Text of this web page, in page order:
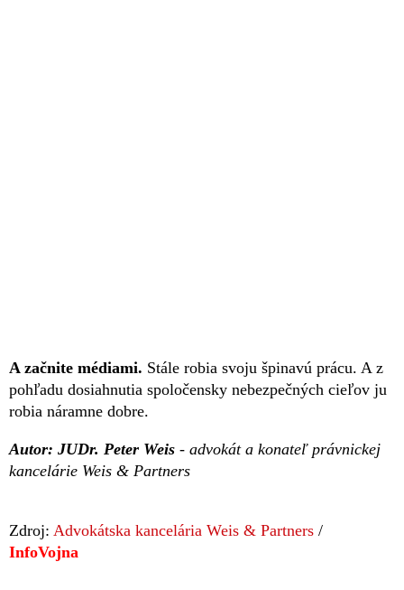
A začnite médiami. Stále robia svoju špinavú prácu. A z
pohľadu dosiahnutia spoločensky nebezpečných cieľov ju
robia náramne dobre.
Autor: JUDr. Peter Weis - advokát a konateľ právnickej
kancelárie Weis & Partners
Zdroj: Advokátska kancelária Weis & Partners /
InfoVojna